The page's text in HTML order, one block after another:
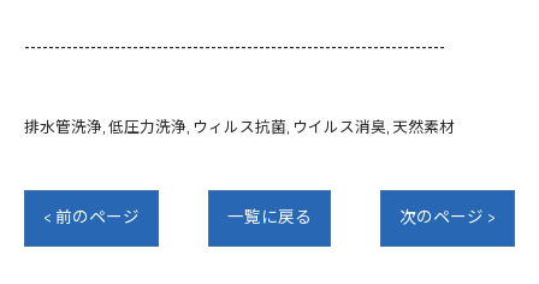
----------------------------------------------------------------------
排水管洗浄 低圧力洗浄 ウィルス抗菌 ウイルス消臭 天然素材
< 前のページ 一覧に戻る 次のページ >